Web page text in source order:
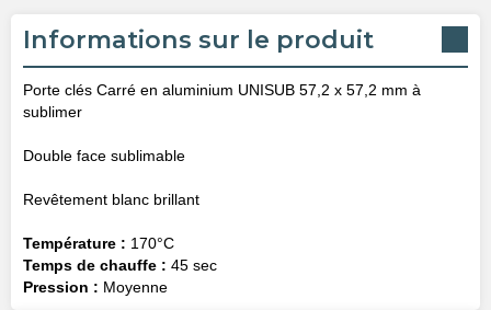
Informations sur le produit
Porte clés Carré en aluminium UNISUB 57,2 x 57,2 mm à
sublimer
Double face sublimable
Revêtement blanc brillant
Température : 170°C
Temps de chauffe : 45 sec
Pression : Moyenne